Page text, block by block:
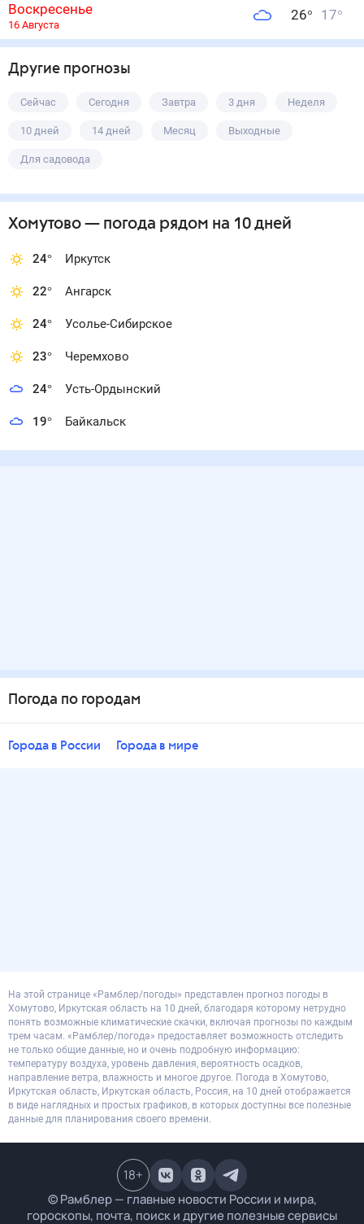
Воскресенье
16 Августа
26° 17°
Другие прогнозы
Сейчас Сегодня Завтра 3 дня Неделя
10 дней 14 дней Месяц Выходные
Для садовода
Хомутово— погода рядом на 10 дней
24° Иркутск
22° Ангарск
24° Усолье-Сибирское
23° Черемхово
24° Усть-Ордынский
19° Байкальск
Погода по городам
Города в России Города в мире
На этой странице «Рамблер/погоды» представлен прогноз погоды в
Хомутово, Иркутская область на 10 дней, благодаря которому нетрудно
понять возможные климатические скачки, включая прогнозы по каждым
трем часам. «Рамблер/погода» предоставляет возможность отследить
не только общие данные, но и очень подробную информацию:
температуру воздуха, уровень давления, вероятность осадков,
направление ветра, влажность и многое другое. Погода в Хомутово,
Иркутская область, Иркутская область, Россия, на 10 дней отображается
в виде наглядных и простых графиков, в которых доступны все полезные
данные для планирования своего времени.
© Рамблер — главные новости России и мира,
гороскопы, почта, поиск и другие полезные сервисы
18+